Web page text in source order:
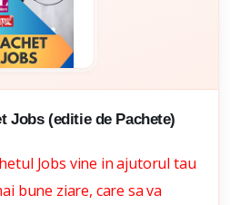
Jobs (editie de Pachete)
Jobs vine in ajutorul tau
bune ziare, care sa va